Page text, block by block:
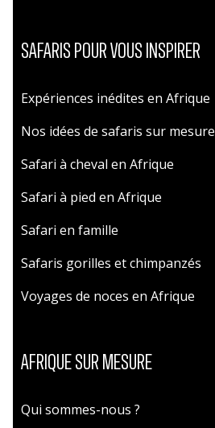
SAFARIS POUR VOUS INSPIRER
Expériences inédites en Afrique
Nos idées de safaris sur mesure
Safari à cheval en Afrique
Safari à pied en Afrique
Safari en famille
Safaris gorilles et chimpanzés
Voyages de noces en Afrique
AFRIQUE SUR MESURE
Qui sommes-nous ?